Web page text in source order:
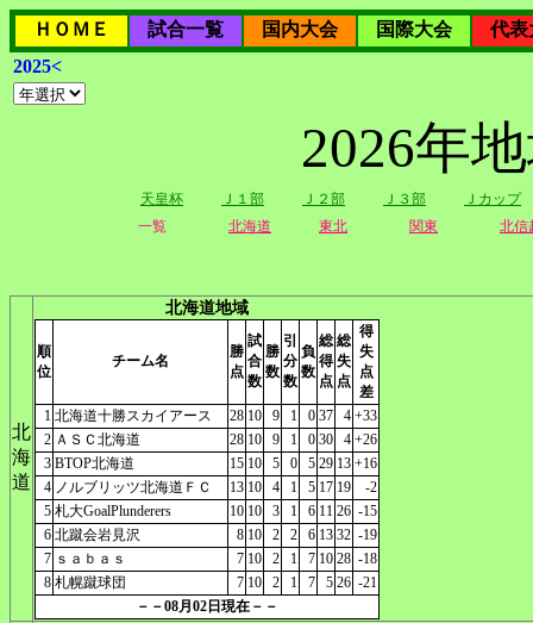
ＨＯＭＥ 試合一覧 国内大会 国際大会
代表
2025<
2026年
天皇杯 Ｊ１部 Ｊ２部 Ｊ３部
Ｊカップ
一覧
北海道 東北 関東 北信
北
海
道
北海道地域
順
位
チーム名
勝
点
試
合
数
勝
数
引
分
数
負
数
総
得
点
総
失
点
得
失
点
差
1 北海道十勝スカイアース 28 10 9 1 0 37 4 +33
2 ＡＳＣ北海道 28 10 9 1 0 30 4 +26
3 BTOP北海道 15 10 5 0 5 29 13 +16
4 ノルブリッツ北海道ＦＣ 13 10 4 1 5 17 19
-2
5 札大GoalPlunderers 10 10 3 1 6 11 26 -15
6 北蹴会岩見沢 8 10 2 2 6 13 32 -19
7 ｓａｂａｓ 7 10 2 1 7 10 28 -18
8 札幌蹴球団 7 10 2 1 7 5 26 -21
－－08月02日現在－－